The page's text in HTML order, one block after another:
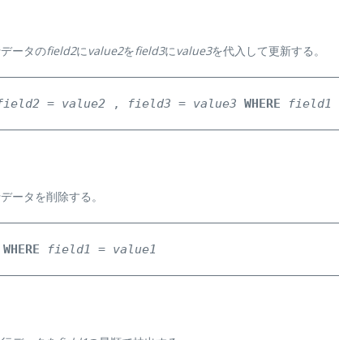
ータのfield2にvalue2をfield3にvalue3を代入して更新する。
= value2 , field3 = value3 WHERE field1
ータを削除する。
WHERE field1 = value1